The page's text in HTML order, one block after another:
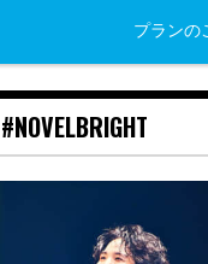
プランの
#NOVELBRIGHT